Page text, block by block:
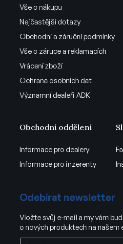
Vše o nákupu
Nejčastější dotazy
Obchodní a záruční podmínky
Vše o záruce a reklamacích
Vrácení zboží
Ochrana osobních dat
Významní dealeři ADK
Obchodní oddělení
Informace pro dealery
Informace pro inzerenty
Odebírat newsletter
Vložte svůj e-mail a my vám
o nových produktech na našem